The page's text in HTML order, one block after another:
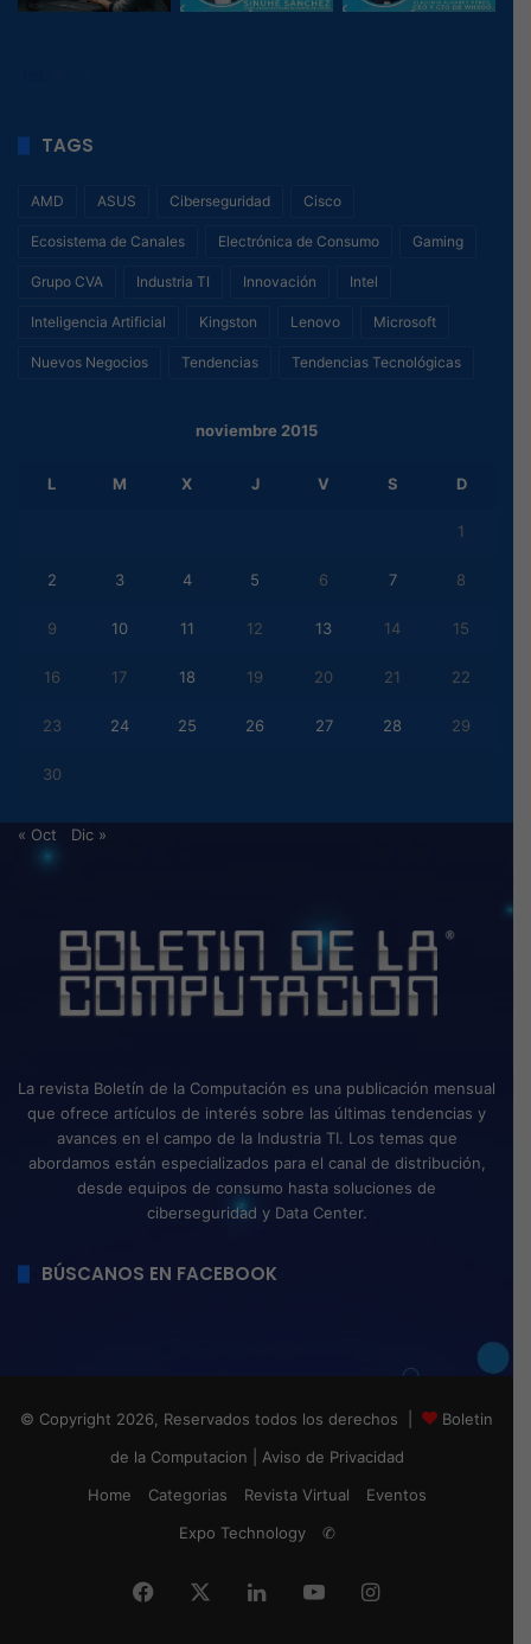
TAGS
AMD ASUS Ciberseguridad Cisco
Ecosistema de Canales Electrónica de Consumo Gaming
Grupo CVA Industria TI Innovación Intel
Inteligencia Artificial Kingston Lenovo Microsoft
Nuevos Negocios Tendencias Tendencias Tecnológicas
noviembre 2015
L M X J V S D
1
2 3 4 5 6 7 8
9 10 11 12 13 14 15
16 17 18 19 20 21 22
23 24 25 26 27 28 29
30
« Oct Dic »
La revista Boletín de la Computación es una publicación mensual
que ofrece artículos de interés sobre las últimas tendencias y
avances en el campo de la Industria TI. Los temas que
abordamos están especializados para el canal de distribución,
desde equipos de consumo hasta soluciones de
ciberseguridad y Data Center.
BÚSCANOS EN FACEBOOK
© Copyright 2026, Reservados todos los derechos |
Boletin
de la Computacion
Aviso de Privacidad
Home
Categorias Revista Virtual
Eventos
Expo Technology
✆
Facebook LinkedInYouTubeInstagram